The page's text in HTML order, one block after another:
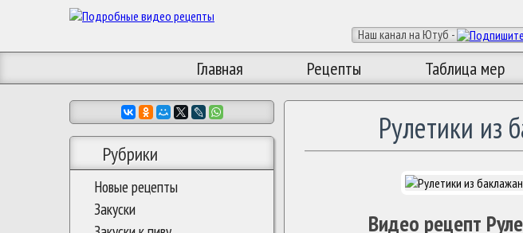
Наш канал на Ютуб -
Главная Рецепты Таблица мер
Рулетики из
Видео рецепт
Рубрики
Новые рецепты
Закуски